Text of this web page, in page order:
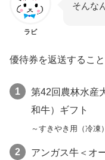
ラビ
そんな
優待券を返送するこ
第42回農林水産
和牛）ギフト
～すきやき用（冷凍
アンガス牛＜オ